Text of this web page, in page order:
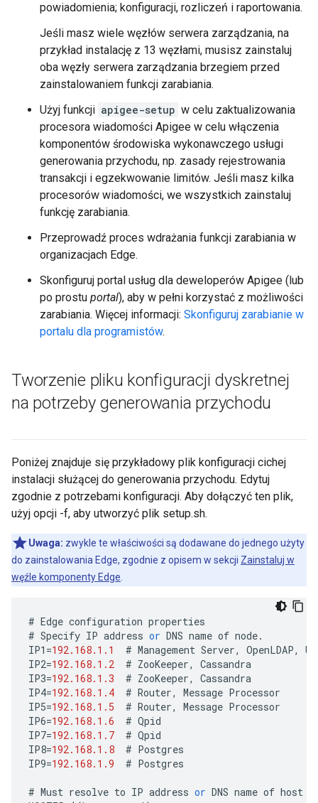
powiadomienia; konfiguracji, rozliczeń i raportowania.
Jeśli masz wiele węzłów serwera zarządzania, na
przykład instalację z 13 węzłami, musisz zainstaluj
oba węzły serwera zarządzania brzegiem przed
zainstalowaniem funkcji zarabiania.
Użyj funkcji apigee-setup w celu zaktualizowania
procesora wiadomości Apigee w celu włączenia
komponentów środowiska wykonawczego usługi
generowania przychodu, np. zasady rejestrowania
transakcji i egzekwowanie limitów. Jeśli masz kilka
procesorów wiadomości, we wszystkich zainstaluj
funkcję zarabiania.
Przeprowadź proces wdrażania funkcji zarabiania w
organizacjach Edge.
Skonfiguruj portal usług dla deweloperów Apigee (lub
po prostu portal), aby w pełni korzystać z możliwości
zarabiania. Więcej informacji: Skonfiguruj zarabianie w
portalu dla programistów.
Tworzenie pliku konfiguracji dyskretnej
na potrzeby generowania przychodu
Poniżej znajduje się przykładowy plik konfiguracji cichej
instalacji służącej do generowania przychodu. Edytuj
zgodnie z potrzebami konfiguracji. Aby dołączyć ten plik,
użyj opcji -f, aby utworzyć plik setup.sh.
Uwaga: zwykle te właściwości są dodawane do jednego użyty
do zainstalowania Edge, zgodnie z opisem w sekcji Zainstaluj w
węźle komponenty Edge
# Edge configuration properties
# Specify IP address or DNS name of node.
IP1 =192.168.1.1 # Management Server, OpenLDAP, UI
IP2=192.168.1.2 # ZooKeeper,
Cassandra
IP3=192.168.1.3 # ZooKeeper,
Cassandra
IP4=192.168.1.4 # Router, Message Processor
IP5=192.168.1.5 # Router, Message Processor
IP6=192.168.1.6 # Qpid
IP7=192.168.1.7 # Qpid
IP8=192.168.1.8 # Postgres
IP9=192.168.1.9 # Postgres
# Must resolve to IP address or DNS name of host